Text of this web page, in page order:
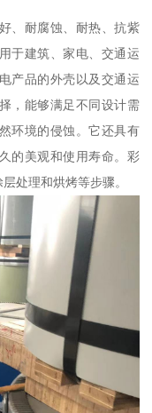
、耐腐蚀、耐热、抗紫
于建筑、家电、交通运
产品的外壳以及交通运
，能够满足不同设计需
环境的侵蚀。它还具有
的美观和使用寿命。彩
处理和烘烤等步骤。